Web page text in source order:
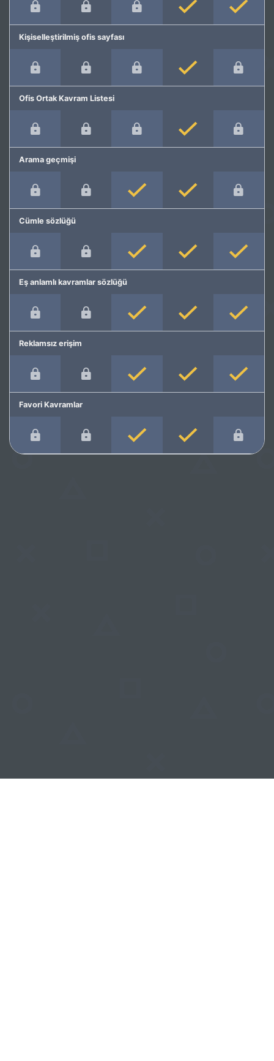
Kişiselleştirilmiş ofis sayfası
Ofis Ortak Kavram Listesi
Arama geçmişi
Cümle sözlüğü
Eş anlamlı kavramlar sözlüğü
Reklamsız erişim
Favori Kavramlar